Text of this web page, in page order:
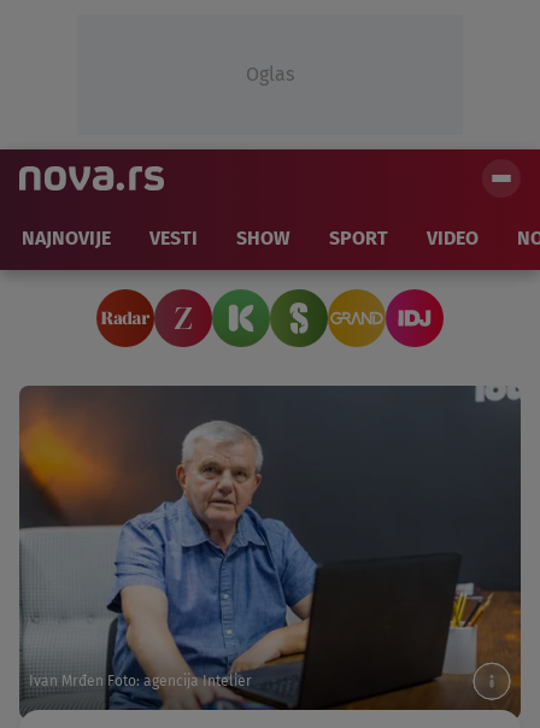
Oglas
NAJNOVIJE VESTI SHOW SPORT VIDEO
Ivan Mrđen Foto: agencija Intelier